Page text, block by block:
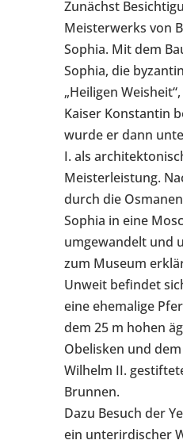
Zunächst
Meisterwerks von
Sophia. Mit dem
Sophia, die
„Heiligen
Kaiser Konstantin
wurde er dann
I. als
Meisterleistung.
durch die
Sophia in eine
umgewandelt und
zum Museum
Unweit befindet
eine ehemalige
dem 25 m hohen
Obelisken und
Wilhelm II.
Brunnen.
Dazu Besuch der
ein unterirdischer